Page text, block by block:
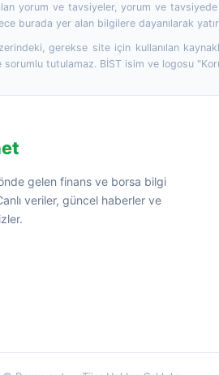
yorum ve tavsiyeler, yorum ve
burada yer alan bilgilere dayanılarak
gerekse site için kullanılan
tutulamaz. BİST isim ve logosu
gelen finans ve borsa bilgi
veriler, güncel haberler ve